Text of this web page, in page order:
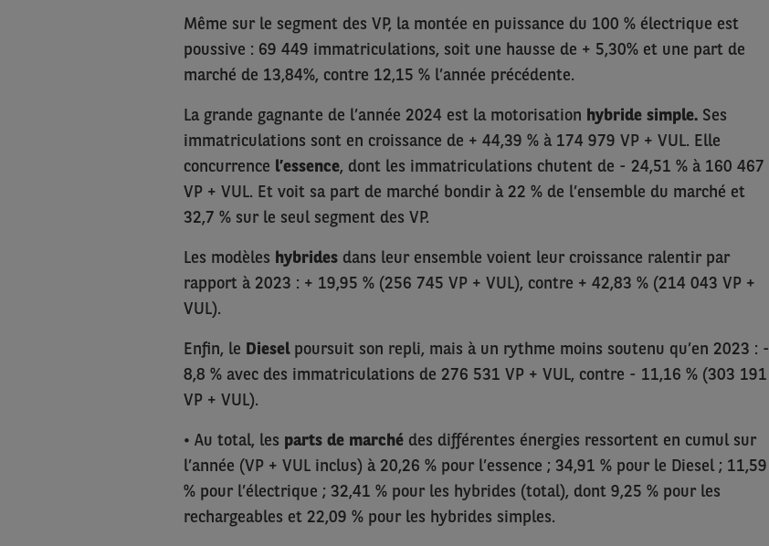
Même sur le segment des VP, la montée en puissance du 100 % électrique est
poussive : 69 449 immatriculations, soit une hausse de + 5,30% et une part de
marché de 13,84%, contre 12,15 % l’année précédente.
La grande gagnante de l’année 2024 est la motorisation hybride simple.Ses
immatriculations sont en croissance de + 44,39 % à 174 979 VP + VUL. Elle
concurrence l’essence, dont les immatriculations chutent de - 24,51 % à 160 467
VP + VUL. Et voit sa part de marché bondir à 22 % de l’ensemble du marché et
32,7 % sur le seul segment des VP.
Les modèles hybrides dans leur ensemble voient leur croissance ralentir par
rapport à 2023 : + 19,95 % (256 745 VP + VUL), contre + 42,83 % (214 043 VP +
VUL).
Enfin, le Diesel poursuit son repli, mais à un rythme moins soutenu qu’en 2023 : -
8,8 % avec des immatriculations de 276 531 VP + VUL, contre - 11,16 % (303 191
VP + VUL).
• Au total, les parts de marchédes différentes énergies ressortent en cumul sur
l’année (VP + VUL inclus) à 20,26 % pour l’essence ; 34,91 % pour le Diesel ; 11,59
% pour l’électrique ; 32,41 % pour les hybrides (total), dont 9,25 % pour les
rechargeables et 22,09 % pour les hybrides simples.